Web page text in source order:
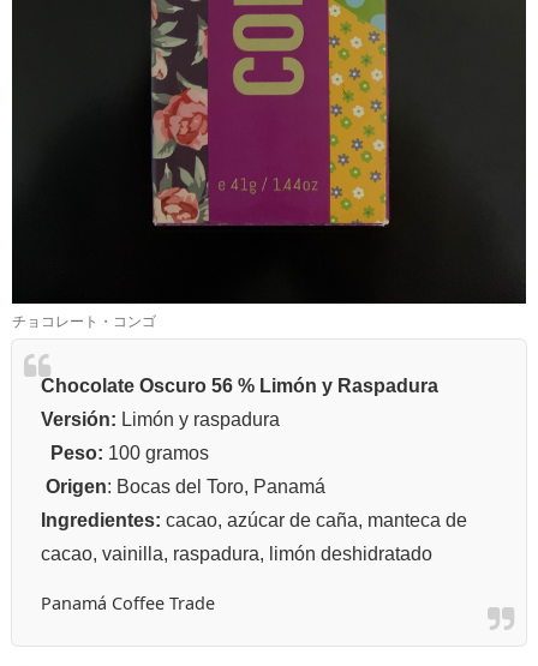
チョコレート・コンゴ
Chocolate Oscuro 56 % Limón y Raspadura
Versión: Limón y raspadura
Peso: 100 gramos
Origen: Bocas del Toro, Panamá
Ingredientes: cacao, azúcar de caña, manteca de
cacao, vainilla, raspadura, limón deshidratado
Panamá Coffee Trade